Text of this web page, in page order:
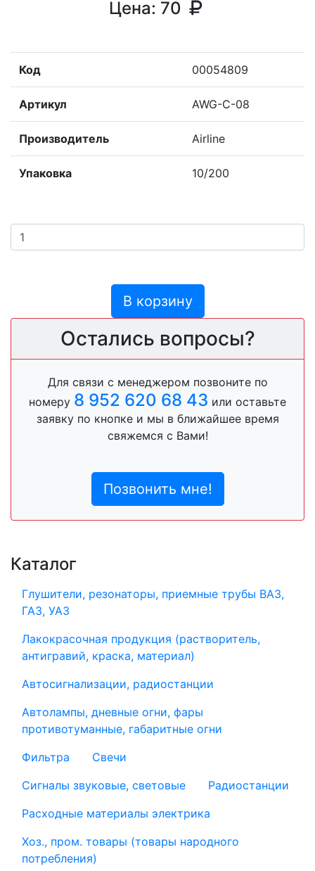
Цена: 70
Код 00054809
Артикул AWG-C-08
Производитель Airline
Упаковка 10/200
В корзину
Остались вопросы?
Для связи с менеджером позвоните по
номеру 8 952 620 68 43 или оставьте
заявку по кнопке и мы в ближайшее время
свяжемся с Вами!
Позвонить мне!
Каталог
Глушители, резонаторы, приемные трубы ВАЗ,
ГАЗ, УАЗ
Лакокрасочная продукция (растворитель,
антигравий, краска, материал)
Автосигнализации, радиостанции
Автолампы, дневные огни, фары
противотуманные, габаритные огни
Фильтра
Свечи
Сигналы звуковые, световые
Радиостанции
Расходные материалы электрика
Хоз., пром. товары (товары народного
потребления)